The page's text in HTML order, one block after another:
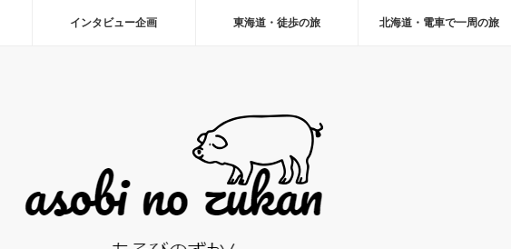
インタビュー企画 東海道・徒歩の旅 北海道・電車で一周の旅